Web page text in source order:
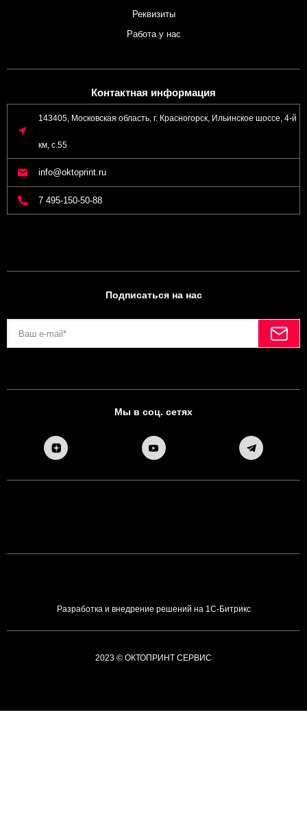
Реквизиты
Работа у нас
Контактная информация
143405, Московская область, г. Красногорск, Ильинское шоссе, 4-й
км, с.55
info@oktoprint.ru
7 495-150-50-88
Подписаться на нас
Мы в соц. сетях
Разработка и внедрение решений на 1С-Битрикс
2023 © ОКТОПРИНТ СЕРВИС